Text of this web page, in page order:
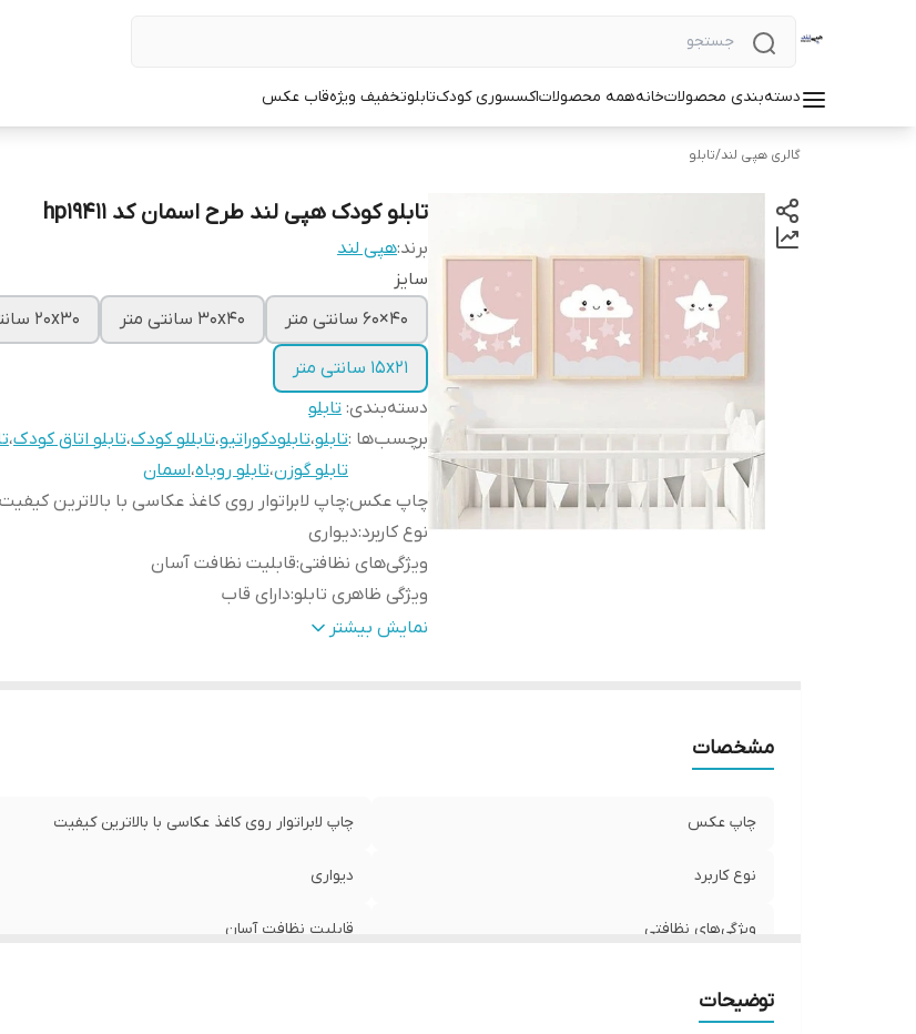
دسته‌بندی محصولاتخانههمه محصولاتاکسسوری کودکتابلوتخفیف ویژهقاب عکس
گالری هپی لند/تابلو
تابلو کودک هپی لند طرح اسمان کد hp19411
برند:هپی لند
سایز
40×60 سانتی متر
30x40 سانتی متر 20x30 سانتی متر
15x21 سانتی متر
دسته‌بندی: تابلو
برچسب‌ها :تابلو،تابلودکوراتیو،تابللو کودک،تابلو اتاق کودک،
تابلو گوزن،تابلو روباه،اسمان
چاپ عکس:چاپ لابراتوار روی کاغذ عکاسی با بالاترین کیفیت
نوع کاربرد:دیواری
ویژگی‌های نظافتی:قابلیت نظافت آسان
ویژگی ظاهری تابلو:دارای قاب
تعدادتکه:سه تکهنمایش بیشتر
مشخصات
چاپ عکس چاپ لابراتوار روی کاغذ عکاسی با بالاترین کیفیت
نوع کاربرد دیواری
ویژگی‌های نظافتی قابلیت نظافت آسان
توضیحات